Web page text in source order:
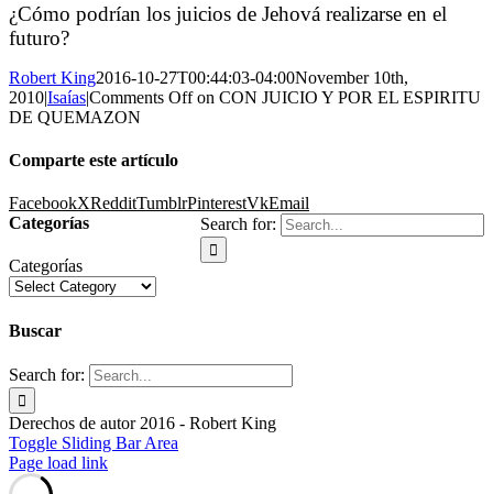
¿Cómo podrían los juicios de Jehová realizarse en el
futuro?
Robert King2016-10-27T00:44:03-04:00November 10th,
2010|Isaías|Comments Offon CON JUICIO Y POR EL ESPIRITU
DE QUEMAZON
Comparte este artículo
FacebookXRedditTumblrPinterestVkEmail
Search for:
Categorías
Categorías
Buscar
Search for:
Derechos de autor 2016 - Robert King
Toggle Sliding Bar Area
Page load link